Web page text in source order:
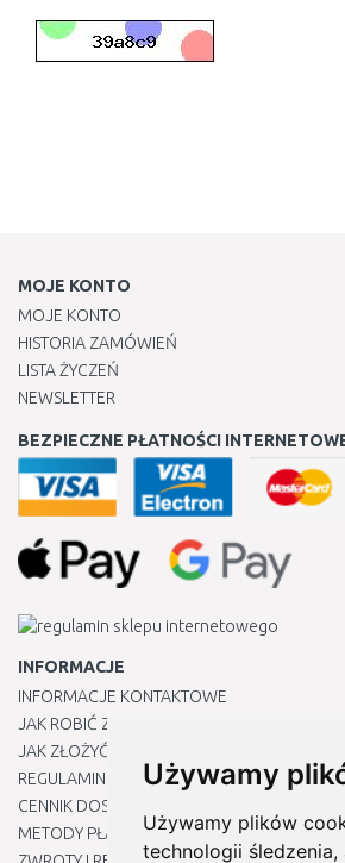
Używamy
Używamy plików
technologii
MOJE KONTO
MOJE KONTO
HISTORIA ZAMÓWIEŃ
LISTA ŻYCZEŃ
NEWSLETTER
BEZPIECZNE PŁATNOŚCI
INFORMACJE
INFORMACJE KONTAKTOWE
JAK ROBIĆ ZAKUPY ?
JAK ZŁOŻYĆ REKLAMACJĘ
REGULAMIN
CENNIK DOSTAWY
METODY PŁATNOŚCI